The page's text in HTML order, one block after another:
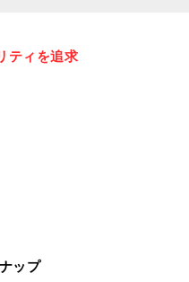
ティを追求
ップ